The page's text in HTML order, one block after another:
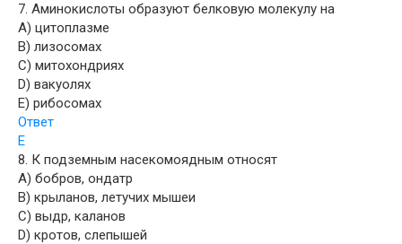
7. Аминокислоты образуют белковую молекулу на
A) цитоплазме
B) лизосомах
C) митохондриях
D) вакуолях
E) рибосомах
Ответ
E
8. К подземным насекомоядным относят
A) бобров, ондатр
B) крыланов, летучих мышеи
C) выдр, каланов
D) кротов, слепышей